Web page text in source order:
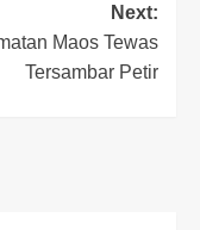
Next:
Maos Tewas
Tersambar Petir